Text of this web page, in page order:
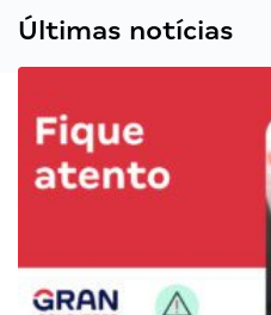
Últimas notícias